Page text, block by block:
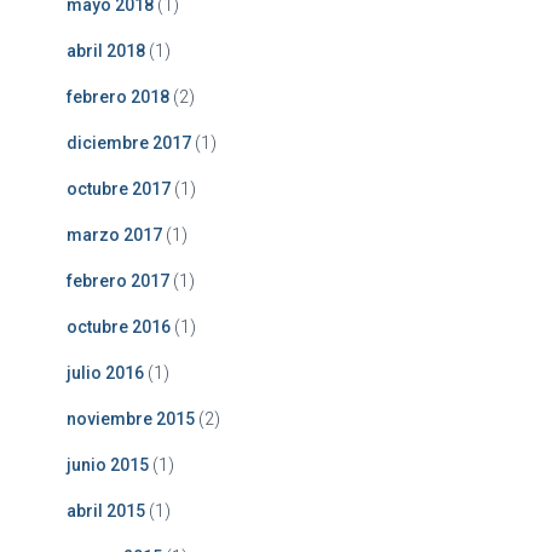
mayo 2018 (1)
abril 2018 (1)
febrero 2018 (2)
diciembre 2017 (1)
octubre 2017 (1)
marzo 2017 (1)
febrero 2017 (1)
octubre 2016 (1)
julio 2016 (1)
noviembre 2015 (2)
junio 2015 (1)
abril 2015 (1)